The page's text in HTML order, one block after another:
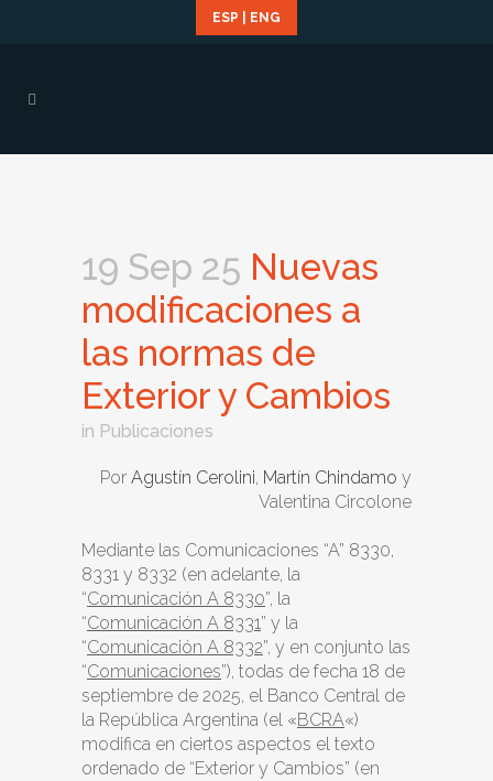
ESP ENG
19 Sep 25 Nuevas
modificaciones a
las normas de
Exterior y Cambios
in Publicaciones
Por Agustín Cerolini, Martín Chindamo y
Valentina Circolone
Mediante las Comunicaciones “A” 8330,
8331 y 8332 (en adelante, la
“Comunicación A 8330”, la
“Comunicación A 8331” y la
“Comunicación A 8332”, y en conjunto las
“Comunicaciones”), todas de fecha 18 de
septiembre de 2025, el Banco Central de
la República Argentina (el «BCRA«)
modifica en ciertos aspectos el texto
ordenado de “Exterior y Cambios” (en